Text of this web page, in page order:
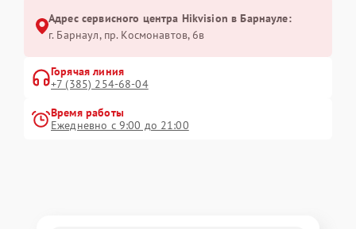
Адрес сервисного центра Hikvision в Барнауле:
г. Барнаул, ​пр. Космонавтов, 6в
Горячая линия
+7 (385) 254-68-04
Время работы
Ежедневно с 9:00 до 21:00